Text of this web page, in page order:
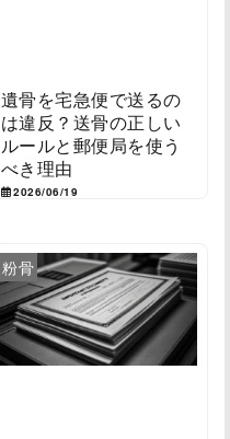
遺骨を宅急便で送るの
は違反？送骨の正しい
ルールと郵便局を使う
べき理由
2026/06/19
粉骨